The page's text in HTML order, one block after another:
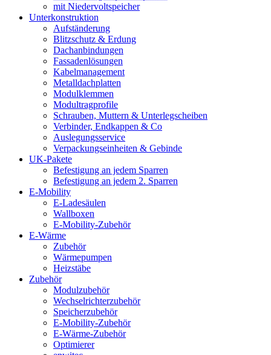
mit Niedervoltspeicher
Unterkonstruktion
Aufständerung
Blitzschutz & Erdung
Dachanbindungen
Fassadenlösungen
Kabelmanagement
Metalldachplatten
Modulklemmen
Modultragprofile
Schrauben, Muttern & Unterlegscheiben
Verbinder, Endkappen & Co
Auslegungsservice
Verpackungseinheiten & Gebinde
UK-Pakete
Befestigung an jedem Sparren
Befestigung an jedem 2. Sparren
E-Mobility
E-Ladesäulen
Wallboxen
E-Mobility-Zubehör
E-Wärme
Zubehör
Wärmepumpen
Heizstäbe
Zubehör
Modulzubehör
Wechselrichterzubehör
Speicherzubehör
E-Mobility-Zubehör
E-Wärme-Zubehör
Optimierer